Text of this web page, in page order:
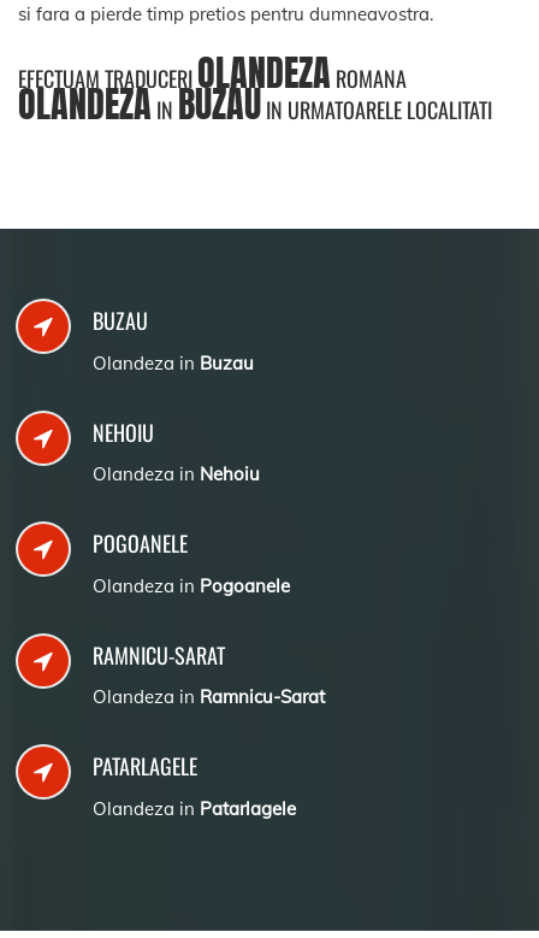
si fara a pierde timp pretios pentru dumneavostra.
EFECTUAM TRADUCERIOLANDEZA ROMANA
OLANDEZAINBUZAUIN URMATOARELE LOCALITATI
BUZAU
Olandeza in Buzau
NEHOIU
Olandeza in Nehoiu
POGOANELE
Olandeza in Pogoanele
RAMNICU-SARAT
Olandeza in Ramnicu-Sarat
PATARLAGELE
Olandeza in Patarlagele